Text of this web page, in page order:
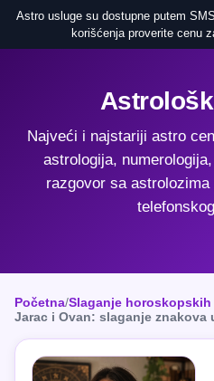
Astro usluge su dostupne putem
korišćenja proverite cenu
Najveći i najstariji astro
astrologija,
razgovor sa
Početna/Slaganje horoskopskih
Jarac i Ovan: slaganje znakova